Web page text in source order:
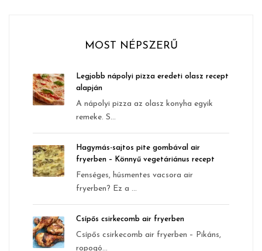
MOST NÉPSZERŰ
Legjobb nápolyi pizza eredeti olasz recept
alapján
A nápolyi pizza az olasz konyha egyik
remeke. S...
Hagymás-sajtos pite gombával air
fryerben – Könnyű vegetáriánus recept
Fenséges, húsmentes vacsora air
fryerben? Ez a ...
Csípős csirkecomb air fryerben
Csípős csirkecomb air fryerben – Pikáns,
ropogó...